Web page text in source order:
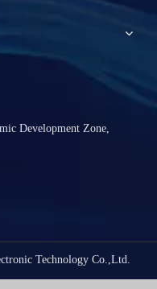
Development Zone,
Technology Co.,Ltd.